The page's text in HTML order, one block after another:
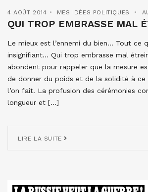
4 AOÛT 2014 MES IDÉES POLITIQUES
QUI TROP EMBRASSE MAL
Le mieux est l’ennemi du bien… Tout ce
insignifiant… Qui trop embrasse mal
abondent pour rappeler que la mesure
de donner du poids et de la solidité à ce
l’on fait. La profusion des cérémonies
longueur et […]
LIRE LA SUITE